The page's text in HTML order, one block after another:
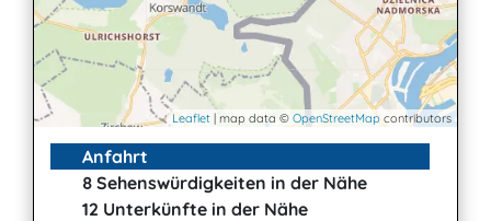
Leaflet | map data © OpenStreetMapcontributors
Anfahrt
8 Sehenswürdigkeiten in der Nähe
12 Unterkünfte in der Nähe